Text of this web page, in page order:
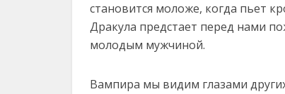
становится моложе, когда пьет
Дракула предстает перед нами
молодым мужчиной.
Вампира мы видим глазами